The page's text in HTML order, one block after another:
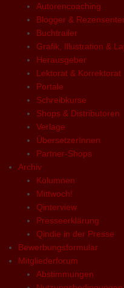
Autorencoaching
Blogger &
Buchtrailer
Grafik, Illustration &
Herausgeber
Lektorat & Korrektorat
Portale
Schreibkurse
Shops & Distributoren
Verlage
ÜbersetzerInnen
Partner-Shops
Archiv
Kolumnen
Mittwoch!
Qinterview
Presseerklärung
Qindie in der Presse
Bewerbungsformular
Mitgliederforum
Abstimmungen